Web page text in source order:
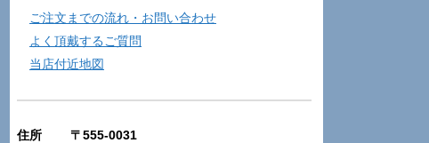
ご注文までの流れ・お問い合わせ
よく頂戴するご質問
当店付近地図
住所 〒555-0031